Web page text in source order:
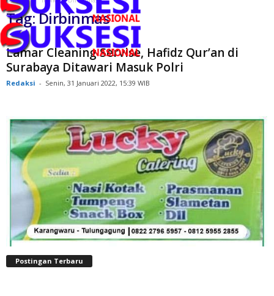
i
a
s
Tag: Dirbinmas
Lamar Cleaning Servise, Hafidz Qur’an di
Surabaya Ditawari Masuk Polri
Redaksi - Senin, 31 Januari 2022, 15:39 WIB
Postingan Terbaru